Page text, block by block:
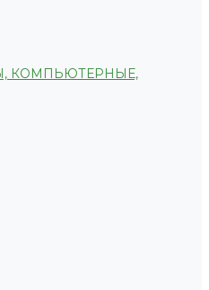
КОМПЬЮТЕРНЫЕ,